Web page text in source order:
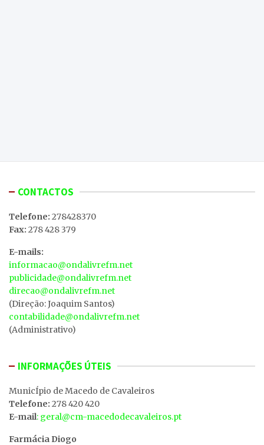
CONTACTOS
Telefone: 278428370
Fax: 278 428 379
E-mails:
informacao@ondalivrefm.net
publicidade@ondalivrefm.net
direcao@ondalivrefm.net
(Direção: Joaquim Santos)
contabilidade@ondalivrefm.net
(Administrativo)
INFORMAÇÕES ÚTEIS
MunicÍpio de Macedo de Cavaleiros
Telefone: 278 420 420
E-mail: geral@cm-macedodecavaleiros.pt
Farmácia Diogo